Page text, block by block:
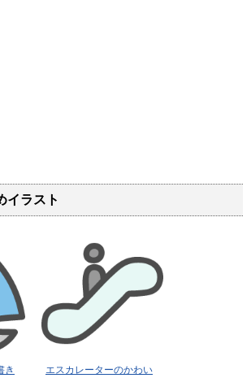
イラスト
き
エスカレーターのかわい